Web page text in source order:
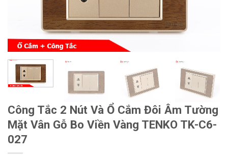
Công Tắc 2 Nút Và Ổ Cắm Đôi Âm Tường
Mặt Vân Gỗ Bo Viền Vàng TENKO TK-C6-
027